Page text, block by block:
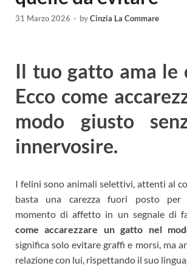
31 Marzo 2026 - byCinzia La Commare
Il tuo gatto ama le
Ecco come
modo giusto
innervosire.
I felini sono animali selettivi, attenti al
basta una carezza fuori posto per
momento di affetto in un segnale di
come accarezzare un gatto nel
significa solo evitare graffi e morsi, ma
relazione con lui, rispettando il suo